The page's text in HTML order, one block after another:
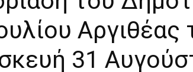
Αργιθέας
31